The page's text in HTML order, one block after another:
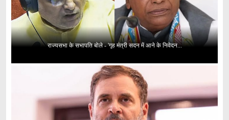
राज्यसभा के सभापति बोले - 'गृह मंत्री सदन में आने के निवेदन...